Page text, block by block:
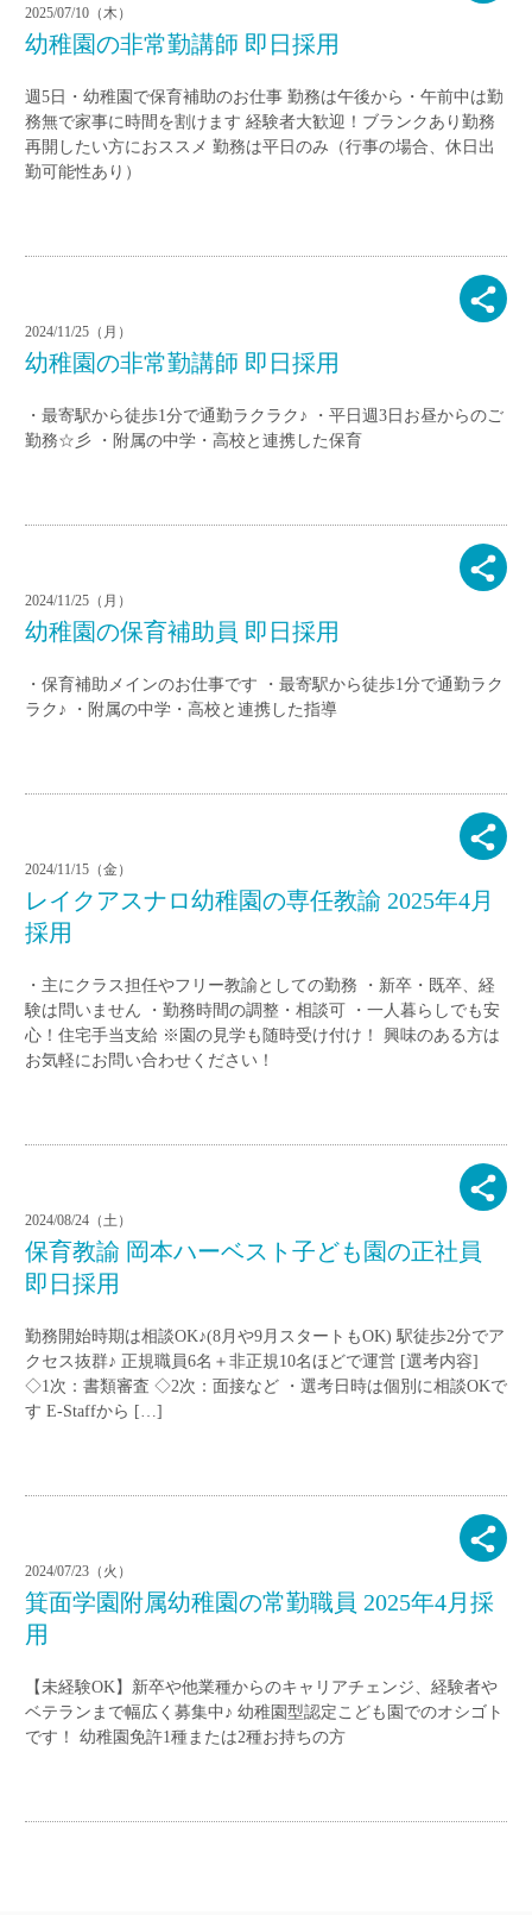
2025/07/10（木）
幼稚園の非常勤講師 即日採用
週5日・幼稚園で保育補助のお仕事 勤務は午後から・午前中は勤
務無で家事に時間を割けます 経験者大歓迎！ブランクあり勤務
再開したい方におススメ 勤務は平日のみ（行事の場合、休日出
勤可能性あり）
2024/11/25（月）
幼稚園の非常勤講師 即日採用
・最寄駅から徒歩1分で通勤ラクラク♪ ・平日週3日お昼からのご
勤務☆彡 ・附属の中学・高校と連携した保育
2024/11/25（月）
幼稚園の保育補助員 即日採用
・保育補助メインのお仕事です ・最寄駅から徒歩1分で通勤ラク
ラク♪ ・附属の中学・高校と連携した指導
2024/11/15（金）
レイクアスナロ幼稚園の専任教諭 2025年4月
採用
・主にクラス担任やフリー教諭としての勤務 ・新卒・既卒、経
験は問いません ・勤務時間の調整・相談可 ・一人暮らしでも安
心！住宅手当支給 ※園の見学も随時受け付け！ 興味のある方は
お気軽にお問い合わせください！
2024/08/24（土）
保育教諭 岡本ハーベスト子ども園の正社員
即日採用
勤務開始時期は相談OK♪(8月や9月スタートもOK) 駅徒歩2分でア
クセス抜群♪ 正規職員6名＋非正規10名ほどで運営 [選考内容]
◇1次：書類審査 ◇2次：面接など ・選考日時は個別に相談OKで
す E-Staffから […]
2024/07/23（火）
箕面学園附属幼稚園の常勤職員 2025年4月採
用
【未経験OK】新卒や他業種からのキャリアチェンジ、経験者や
ベテランまで幅広く募集中♪ 幼稚園型認定こども園でのオシゴト
です！ 幼稚園免許1種または2種お持ちの方